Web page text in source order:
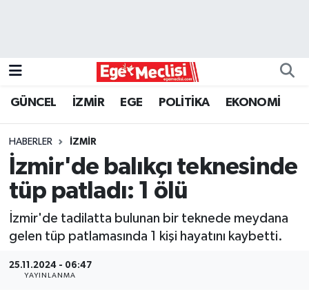
GÜNCEL İZMİR EGE POLİTİKA EKONOMİ
HABERLER İZMİR
İzmir'de balıkçı teknesinde
tüp patladı: 1 ölü
İzmir'de tadilatta bulunan bir teknede meydana
gelen tüp patlamasında 1 kişi hayatını kaybetti.
25.11.2024 - 06:47
YAYINLANMA
GÜNCEL
İZMİR
ÖZEL HABER
Programlar